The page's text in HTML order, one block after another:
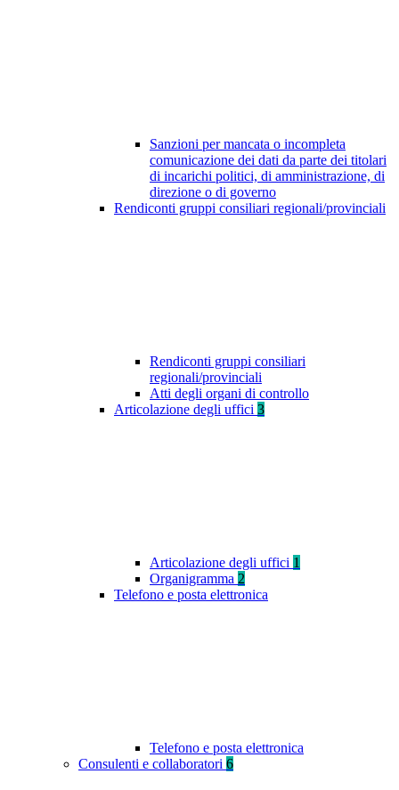
Sanzioni per mancata o incompleta
comunicazione dei dati da parte dei titolari
di incarichi politici, di amministrazione, di
direzione o di governo
Rendiconti gruppi consiliari regionali/provinciali
Rendiconti gruppi consiliari
regionali/provinciali
Atti degli organi di controllo
Articolazione degli uffici 3
Articolazione degli uffici 1
Organigramma 2
Telefono e posta elettronica
Telefono e posta elettronica
Consulenti e collaboratori 6